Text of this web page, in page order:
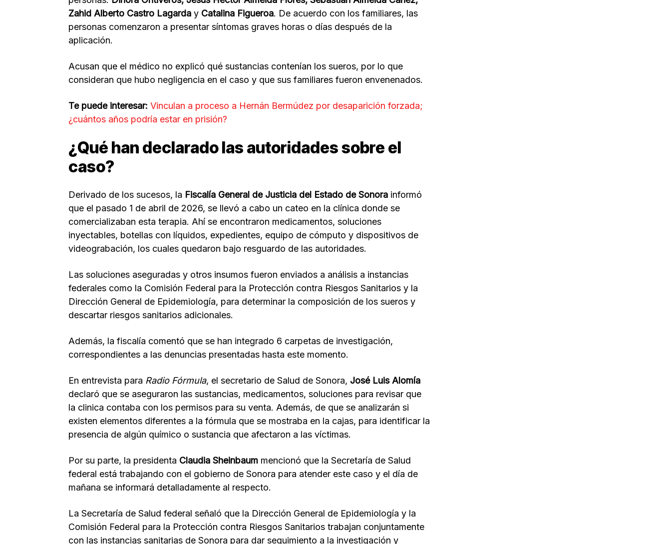
Zahid Alberto Castro Lagarda y Catalina Figueroa. De acuerdo con los familiares, las
personas comenzaron a presentar síntomas graves horas o días después de la
aplicación.
Acusan que el médico no explicó qué sustancias contenían los sueros, por lo que
consideran que hubo negligencia en el caso y que sus familiares fueron envenenados.
Te puede interesar: Vinculan a proceso a Hernán Bermúdez por desaparición forzada;
¿cuántos años podría estar en prisión?
¿Qué han declarado las autoridades sobre el
caso?
Derivado de los sucesos, la Fiscalía General de Justicia del Estado de Sonora informó
que el pasado 1 de abril de 2026, se llevó a cabo un cateo en la clínica donde se
comercializaban esta terapia. Ahí se encontraron medicamentos, soluciones
inyectables, botellas con líquidos, expedientes, equipo de cómputo y dispositivos de
videograbación, los cuales quedaron bajo resguardo de las autoridades.
Las soluciones aseguradas y otros insumos fueron enviados a análisis a instancias
federales como la Comisión Federal para la Protección contra Riesgos Sanitarios y la
Dirección General de Epidemiología, para determinar la composición de los sueros y
descartar riesgos sanitarios adicionales.
Además, la fiscalía comentó que se han integrado 6 carpetas de investigación,
correspondientes a las denuncias presentadas hasta este momento.
En entrevista para Radio Fórmula, el secretario de Salud de Sonora, José Luis Alomía
declaró que se aseguraron las sustancias, medicamentos, soluciones para revisar que
la clinica contaba con los permisos para su venta. Además, de que se analizarán si
existen elementos diferentes a la fórmula que se mostraba en la cajas, para identificar la
presencia de algún químico o sustancia que afectaron a las víctimas.
Por su parte, la presidenta Claudia Sheinbaum mencionó que la Secretaría de Salud
federal está trabajando con el gobierno de Sonora para atender este caso y el día de
mañana se informará detalladamente al respecto.
La Secretaría de Salud federal señaló que la Dirección General de Epidemiología y la
Comisión Federal para la Protección contra Riesgos Sanitarios trabajan conjuntamente
con las instancias sanitarias de Sonora para dar seguimiento a la investigación y